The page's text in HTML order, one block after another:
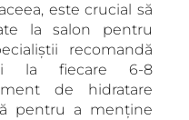
este crucial să
la salon pentru
recomandă
la fiecare 6-8
de hidratare
pentru a menține